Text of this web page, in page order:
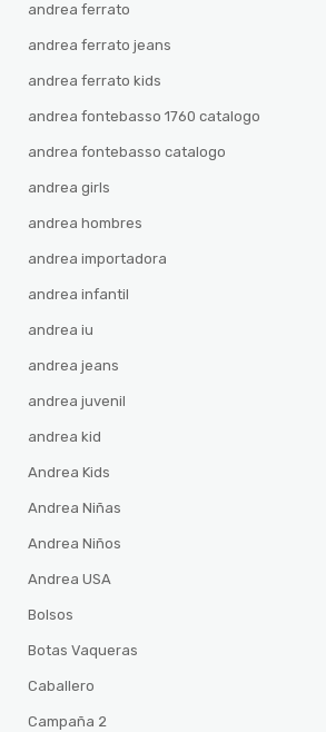
andrea ferrato
andrea ferrato jeans
andrea ferrato kids
andrea fontebasso 1760 catalogo
andrea fontebasso catalogo
andrea girls
andrea hombres
andrea importadora
andrea infantil
andrea iu
andrea jeans
andrea juvenil
andrea kid
Andrea Kids
Andrea Niñas
Andrea Niños
Andrea USA
Bolsos
Botas Vaqueras
Caballero
Campaña 2